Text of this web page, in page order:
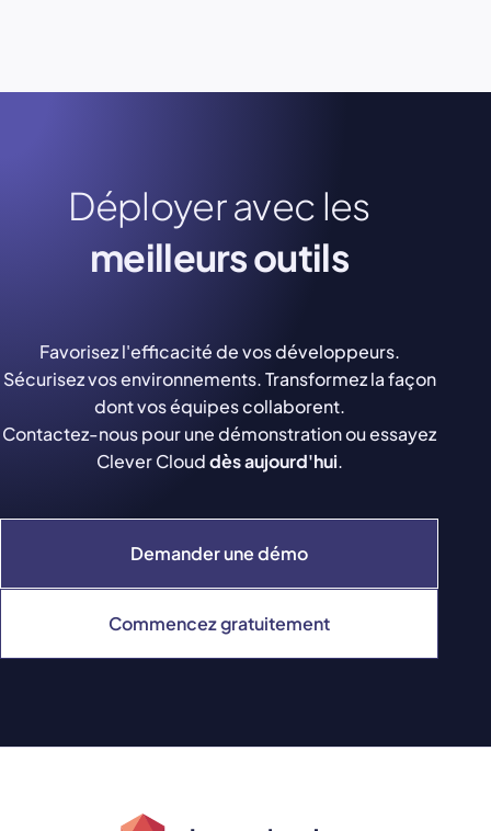
Déployer avec les
meilleurs outils
Demander une démo
Commencez gratuitement
Favorisez l'efficacité de vos développeurs.
Sécurisez vos environnements. Transformez la façon
dont vos équipes collaborent.
Contactez-nous pour une démonstration ou essayez
Clever Clouddès aujourd'hui.